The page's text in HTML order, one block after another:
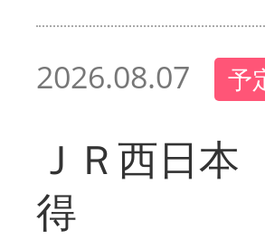
2026.08.07 予
ＪＲ西日
得